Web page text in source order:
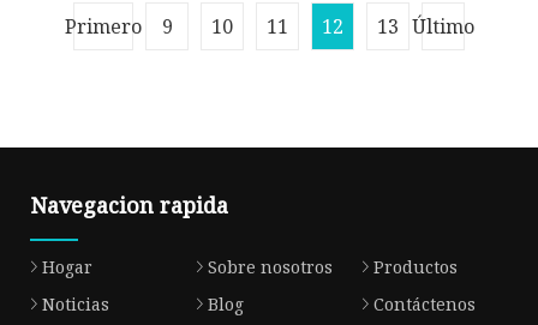
Primero 9 10 11 12 13 Último
Navegacion rapida
Hogar Sobre nosotros
Productos
Noticias
Blog
Contáctenos